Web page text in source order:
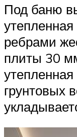
Под баню
ребрами
плиты 30
грунтовых